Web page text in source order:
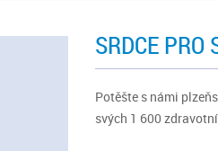
SRDCE PRO
Potěšte s námi
svých 1 600